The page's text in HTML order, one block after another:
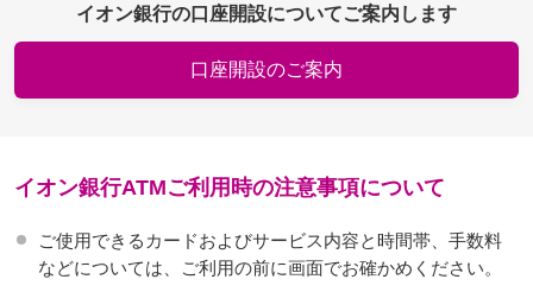
イオン銀行の口座開設についてご案内します
口座開設のご案内
イオン銀行ATMご利用時の注意事項について
ご使用できるカードおよびサービス内容と時間帯、手数料
などについては、ご利用の前に画面でお確かめください。